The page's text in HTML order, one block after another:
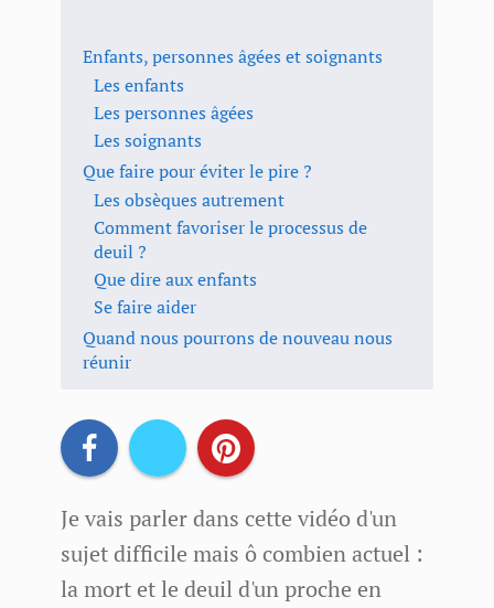
Enfants, personnes âgées et soignants
Les enfants
Les personnes âgées
Les soignants
​Que faire pour éviter le pire ? ​
Les obsèques autrement
Comment favoriser le processus de
deuil ?
Que dire aux enfants
Se faire aider
Quand nous pourrons de nouveau nous
réunir
Je vais parler dans cette vidéo d'un
sujet difficile mais ô combien actuel :
la mort et le deuil d'un proche en